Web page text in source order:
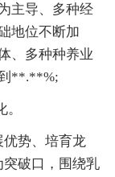
主导、多种经
地位不断加
、多种种养业
**.**%;
势、培育龙
破口，围绕乳